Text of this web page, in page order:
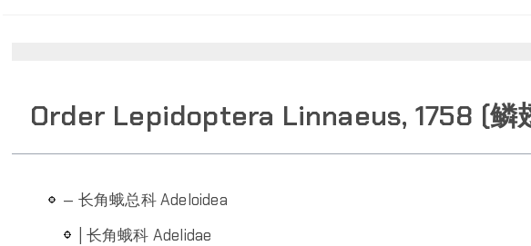
Order Lepidoptera Linnaeus‎, 1758‎ (鳞
— 长角蛾总科 Adeloidea
| 长角蛾科 Adelidae